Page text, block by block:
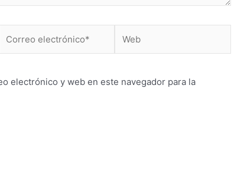
electrónico*
electrónico y web en este navegador para la